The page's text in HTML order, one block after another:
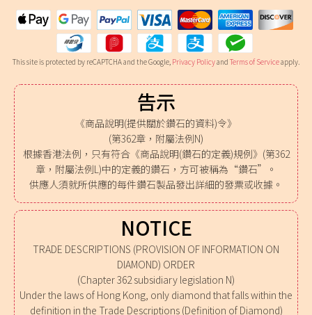
This site is protected by reCAPTCHA and the Google, Privacy Policyand Terms of Serviceapply.
告示
《商品說明(提供關於鑽石的資料)令》
(第362章，附屬法例N)
根據香港法例，只有符合《商品說明(鑽石的定義)規例》(第362
章，附屬法例L)中的定義的鑽石，方可被稱為“鑽石”。
供應人須就所供應的每件鑽石製品發出詳細的發票或收據。
NOTICE
TRADE DESCRIPTIONS (PROVISION OF INFORMATION ON
DIAMOND) ORDER
(Chapter 362 subsidiary legislation N)
Under the laws of Hong Kong, only diamond that falls within the
definition in the Trade Descriptions (Definition of Diamond)